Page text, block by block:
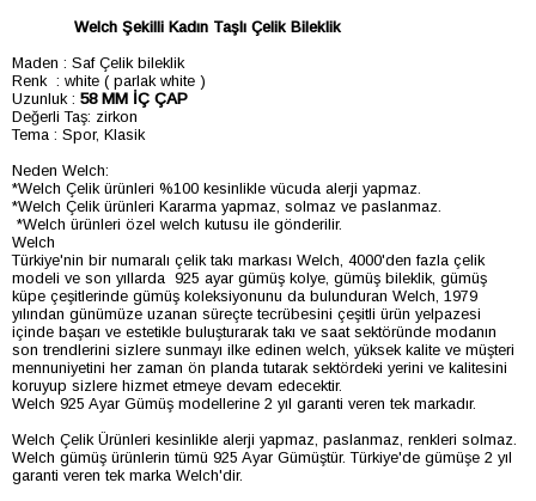
Welch Şekilli Kadın Taşlı Çelik Bileklik
Maden : Saf Çelik bileklik
Renk : white ( parlak white )
Uzunluk : 58 MM İÇ ÇAP
Değerli Taş: zirkon
Tema : Spor, Klasik
Neden Welch:
*Welch Çelik ürünleri %100 kesinlikle vücuda alerji yapmaz.
*Welch Çelik ürünleri Kararma yapmaz, solmaz ve paslanmaz.
*Welch ürünleri özel welch kutusu ile gönderilir.
Welch
Türkiye'nin bir numaralı çelik takı markası Welch, 4000'den fazla çelik
modeli ve son yıllarda 925 ayar gümüş kolye, gümüş bileklik, gümüş
küpe çeşitlerinde gümüş koleksiyonunu da bulunduran Welch, 1979
yılından günümüze uzanan süreçte tecrübesini çeşitli ürün yelpazesi
içinde başarı ve estetikle buluşturarak takı ve saat sektöründe modanın
son trendlerini sizlere sunmayı ilke edinen welch, yüksek kalite ve müşteri
mennuniyetini her zaman ön planda tutarak sektördeki yerini ve kalitesini
koruyup sizlere hizmet etmeye devam edecektir.
Welch 925 Ayar Gümüş modellerine 2 yıl garanti veren tek markadır.
Welch Çelik Ürünleri kesinlikle alerji yapmaz, paslanmaz, renkleri solmaz.
Welch gümüş ürünlerin tümü 925 Ayar Gümüştür. Türkiye'de gümüşe 2 yıl
garanti veren tek marka Welch'dir.